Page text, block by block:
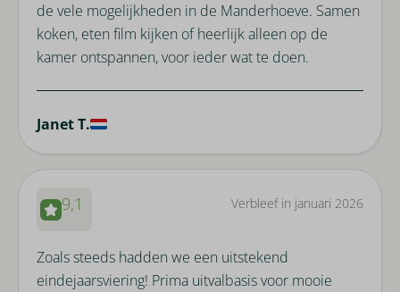
de vele mogelijkheden in de Manderhoeve. Samen
koken, eten film kijken of heerlijk alleen op de
kamer ontspannen, voor ieder wat te doen.
Janet T.
9,1 Verbleef in januari 2026
Zoals steeds hadden we een uitstekend
eindejaarsviering! Prima uitvalbasis voor mooie